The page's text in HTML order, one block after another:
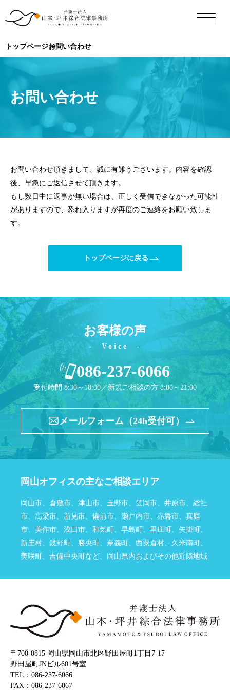
個人のお客様
法人のお客様
事務所紹介
弁護士紹介
特別顧問
弁護士費用
ご相談の流れ
解決事例
お客様の声
採用情報
カウンセリング
法律相談継続サポートプラン
アクセス
よくあるご質問
相談料無料の理由
リモート相談
トップページお問い合わせ
お問い合わせ
お問い合わせ頂きまして、誠に有難うございます。内容を確認
後、早急にご返信させて頂きます。
もし数日中に返事が無い場合は、正しく受信できなかった可能性
がありますので、恐れ入りますが再度のご連絡をお願い致しま
す。
トップページに戻る
お客様の声
Voice
086-237-6066
受付時間 8:30～18:00／新規ご相談の方 8:00～21:00
メールフォーム（24h受付可）
岡山オフィスの主なご相談エリア
岡山市、倉敷市、津山市、玉野市、笠岡市、井原市、総社
市、高梁市、新見市、備前市、瀬戸内市、赤磐市、真庭
市、美作市、浅口市、和気町、早島町、里庄町、矢掛町、
新庄村、鏡野町、勝央町、奈義町、西粟倉村、久米南町、
美咲町、吉備中央町など、岡山県内およびその他近隣地域
〒700‐0815 岡山県岡山市北区野田屋町1丁目7-17
野田屋町JNビル601号室
TEL：086-237-6066
FAX：086-237-6067